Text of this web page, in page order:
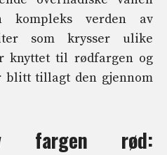
verden av
som krysser ulike
knyttet til rødfargen og
blitt tillagt den gjennom
fargen rød: